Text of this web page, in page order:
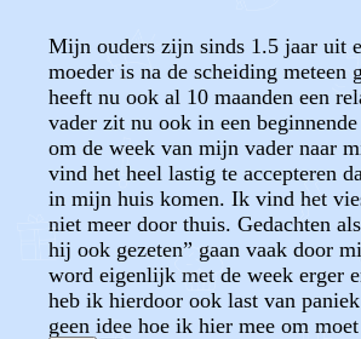
Mijn ouders zijn sinds 1.5 jaar uit
moeder is na de scheiding meteen
heeft nu ook al 10 maanden een
vader zit nu ook in een
om de week van mijn vader naar
vind het heel lastig te accepteren
in mijn huis komen. Ik vind het
niet meer door thuis. Gedachten
hij ook gezeten” gaan vaak door
word eigenlijk met de week erger
heb ik hierdoor ook last van
geen idee hoe ik hier mee om